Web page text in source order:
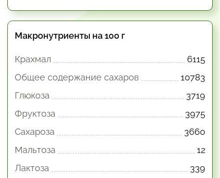
Макронутриенты на 100 г
Крахмал
6115
Общее содержание сахаров
10783
Глюкоза
3719
Фруктоза
3975
Сахароза
3660
Мальтоза
12
Лактоза
339